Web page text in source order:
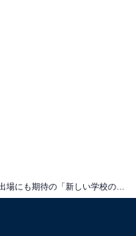
紅白初出場にも期待の「新しい学校のリーダーズ」。止まらぬ勢いと大ブレークの理由は？